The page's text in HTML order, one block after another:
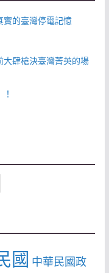
實的臺灣停電記憶
肆槍決臺灣菁英的場
國 中華民國政